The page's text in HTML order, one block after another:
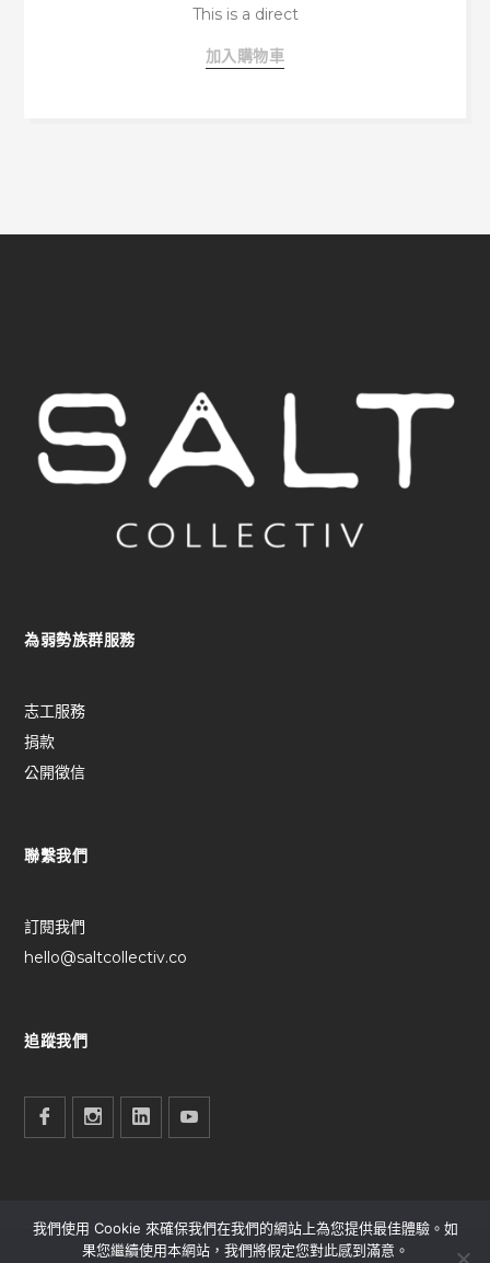
This is a direct
加入購物車
為弱勢族群服務
志工服務
捐款
公開徵信
聯繫我們
訂閱我們
hello@saltcollectiv.co
追蹤我們
我們使用 Cookie 來確保我們在我們的網站上為您提供最佳體驗。如
果您繼續使用本網站，我們將假定您對此感到滿意。